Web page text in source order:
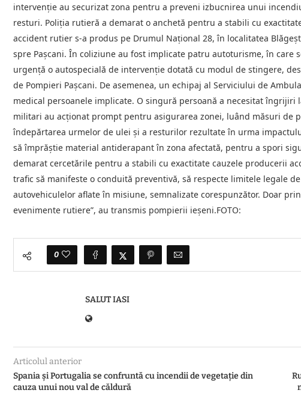
intervenție au securizat zona pentru a preveni izbucnirea unui
resturi. Poliția rutieră a demarat o anchetă pentru a stabili cu
accident rutier s-a produs pe Drumul Național 28, în localitatea
spre Pașcani. În coliziune au fost implicate patru autoturisme, în care
urgență o autospecială de intervenție dotată cu modul de stingere,
de Pompieri Pașcani. De asemenea, un echipaj al Serviciului de
medical persoanele implicate. O singură persoană a necesitat
militari au acționat prompt pentru asigurarea zonei, luând măsuri de
îndepărtarea urmelor de ulei și a resturilor rezultate în urma
să împrăștie material antiderapant în zona afectată, pentru a spori
demarat cercetările pentru a stabili cu exactitate cauzele producerii
trafic să manifeste o conduită preventivă, să respecte limitele legale
autovehiculelor aflate în misiune, semnalizate corespunzător. Doar
evenimente rutiere”, au transmis pompierii ieșeni.FOTO:
0
SALUT IASI
Articolul anterior
Spania și Portugalia se confruntă cu incendii de vegetație din
cauza unui nou val de căldură